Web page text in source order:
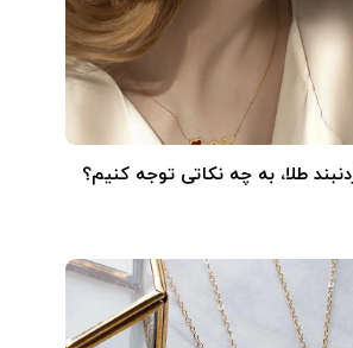
طلا‌، به چه نکاتی توجه کنیم؟